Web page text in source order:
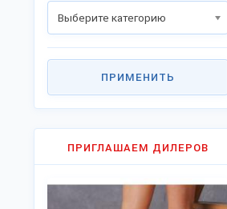
Выберите категорию
ПРИМЕНИТЬ
ПРИГЛАШАЕМ ДИЛЕРОВ